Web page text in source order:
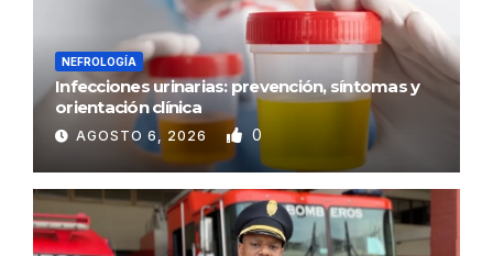
NEFROLOGÍA
Infecciones urinarias: prevención, síntomas y
orientación clínica
AGOSTO 6, 2026 0